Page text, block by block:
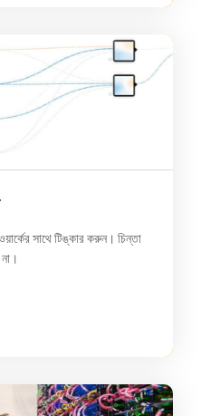
সাথে টিঙ্কার করুন। চিন্তা